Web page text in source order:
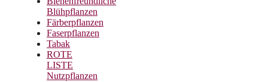
Blühpflanzen
Färberpflanzen
Faserpflanzen
Tabak
ROTE
LISTE
Nutzpflanzen